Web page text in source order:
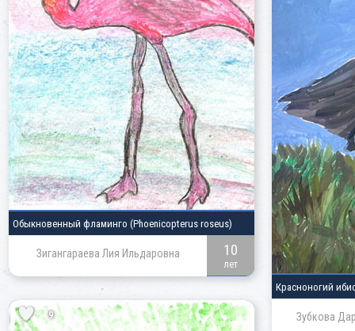
Обыкновенный фламинго (Phoenicopterus roseus)
Зигангараева Лия Ильдаровна 10
лет
Красноногий
Зубкова
9